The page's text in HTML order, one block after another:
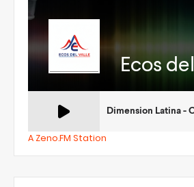
A Zeno.FM Station